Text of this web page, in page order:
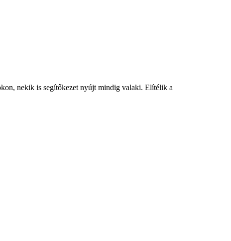
nekik is segítőkezet nyújt mindig valaki. Elítélik a